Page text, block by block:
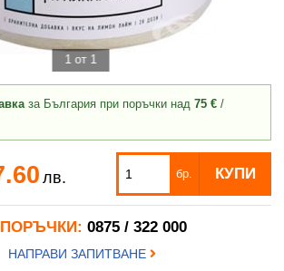
1 от 1
за България при поръчки над 75 € /
лв. бр. КУПИ
0875 / 322 000
НАПРАВИ ЗАПИТВАНЕ